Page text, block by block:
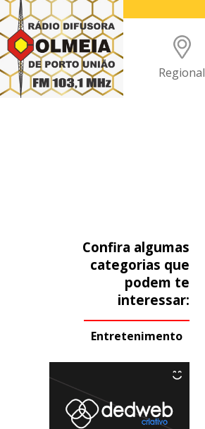
Regional
Confira algumas
categorias que
podem te
interessar:
Entretenimento